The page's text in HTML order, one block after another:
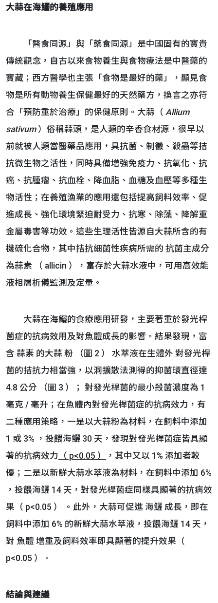
大蒜在海鱺的養殖應用
「醫食同源」與「藥食同源」是中國固有的寶貴
傳統觀念，自古以來食物養生與食物療法是中醫藥的
寶藏；西方醫學也主張「食物是最好的藥」，顯見食
物是所有動物養生保健最好的天然藥方，換言之亦符
合「預防重於治療」的保健原則。大蒜（ Allium
sativum ）俗稱蒜頭，是人類的辛香食材源，很早以
前就被人類當醫藥品應用，具抗菌、制黴、殺蟲等拮
抗微生物之活性，同時具備增強免疫力、抗氧化、抗
癌、抗腫瘤、抗血栓、降血脂、血糖及血壓等多種生
物活性；在養殖漁業的應用還包括提高飼料效率、促
進成長、強化環境緊迫耐受力、抗寒、除藻、降解重
金屬毒害等功效。這些生理活性皆源自大蒜所含的有
機硫化合物，其中拮抗細菌性疾病所需的 抗菌主成分
為蒜素 （ allicin ），富存於大蒜水液中，可用高效能
液相層析儀監測及定量。
大蒜在海鱺的食療應用研發，主要著重於發光桿
菌症的抗病效用及對魚體成長的影響。結果發現，富
含 蒜素 的大蒜 粉 （圖 2 ） 水萃液在生體外 對發光桿
菌的拮抗力相當強，以洞擴散法測得的抑菌環直徑達
4.8 公分 （圖 3 ）； 對發光桿菌的最小殺菌濃度為 1
毫克 / 毫升；在魚體內對發光桿菌症的抗病效力，有
二種應用策略，一是以大蒜粉為材料，在飼料中添加
1 或 3% ，投餵海鱺 30 天，發現對發光桿菌症皆具顯
著的抗病效力 （ p<0.05 ）
，其中又以 1% 添加者較
優；二是以新鮮大蒜水萃液為材料，在飼料中添加 6%
，投餵海鱺 14 天，對發光桿菌症同樣具顯著的抗病效
果（ p<0.05 ） 。此外，大蒜可促進 海鱺 成長，即在
飼料中添加 6% 的新鮮大蒜水萃液，投餵海鱺 14 天，
對 魚體 增重及飼料效率即具顯著的提升效果（
p<0.05 ）。
結論與建議